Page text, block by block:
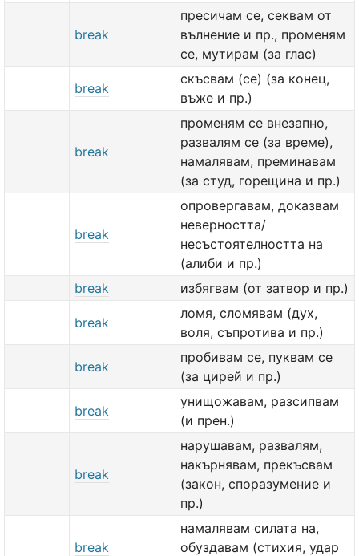
break
пресичам се, секвам от
вълнение и пр., променям
се, мутирам (за глас)
break
скъсвам (се) (за конец,
въже и пр.)
break
променям се внезапно,
развалям се (за време),
намалявам, преминавам
(за студ, горещина и пр.)
break
опровергавам, доказвам
неверността/
несъстоятелността на
(алиби и пр.)
break
избягвам (от затвор и пр.)
break
ломя, сломявам (дух,
воля, съпротивa и пр.)
break
пробивам се, пуквам се
(за цирей и пр.)
break
унищожавам, разсипвам
(и прен.)
break
нарушавам, развалям,
накърнявам, прекъсвам
(закон, споразумение и
пр.)
break
намалявам силата на,
обуздавам (стихия, удар